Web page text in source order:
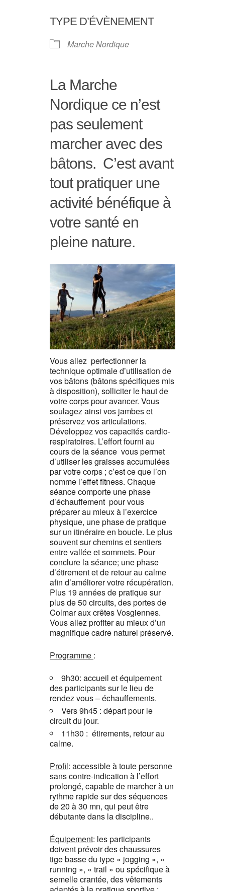
TYPE D’ÉVÈNEMENT
Marche Nordique
La Marche
Nordique ce n’est
pas seulement
marcher avec des
bâtons. C’est avant
tout pratiquer une
activité bénéfique à
votre santé en
pleine nature.
Vous allez perfectionner la
technique optimale d’utilisation de
vos bâtons (bâtons spécifiques mis
à disposition), solliciter le haut de
votre corps pour avancer. Vous
soulagez ainsi vos jambes et
préservez vos articulations.
Développez vos capacités cardio-
respiratoires. L’effort fourni au
cours de la séance vous permet
d’utiliser les graisses accumulées
par votre corps ; c’est ce que l’on
nomme l’effet fitness. Chaque
séance comporte une phase
d’échauffement pour vous
préparer au mieux à l’exercice
physique, une phase de pratique
sur un itinéraire en boucle. Le plus
souvent sur chemins et sentiers
entre vallée et sommets. Pour
conclure la séance; une phase
d’étirement et de retour au calme
afin d’améliorer votre récupération.
Plus 19 années de pratique sur
plus de 50 circuits, des portes de
Colmar aux crêtes Vosgiennes.
Vous allez profiter au mieux d’un
magnifique cadre naturel préservé.
Programme :
9h30: accueil et équipement
des participants sur le lieu de
rendez vous – échauffements.
Vers 9h45 : départ pour le
circuit du jour.
11h30 : étirements, retour au
calme.
Profil: accessible à toute personne
sans contre-indication à l’effort
prolongé, capable de marcher à un
rythme rapide sur des séquences
de 20 à 30 mn, qui peut être
débutante dans la discipline..
Équipement: les participants
doivent prévoir des chaussures
tige basse du type « jogging », «
running », « trail » ou spécifique à
semelle crantée, des vêtements